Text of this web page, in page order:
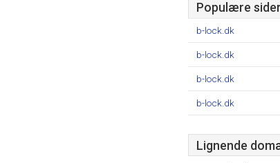
Populære sider
b-lock.dk
b-lock.dk
b-lock.dk
b-lock.dk
Lignende